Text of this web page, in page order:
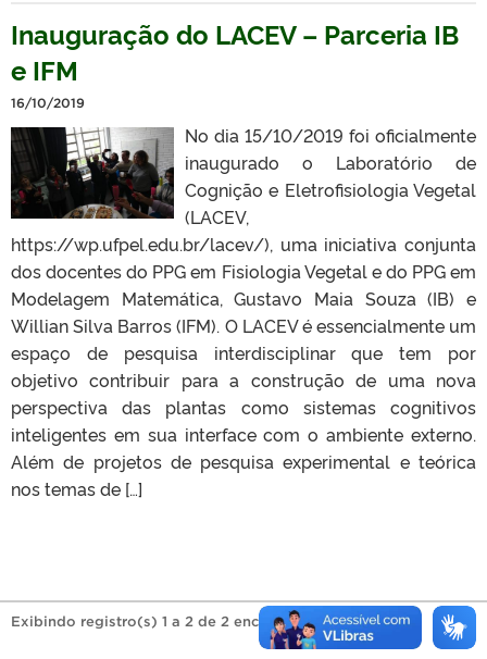
Inauguração do LACEV – Parceria IB
e IFM
16/10/2019
No dia 15/10/2019 foi oficialmente
inaugurado o Laboratório de
Cognição e Eletrofisiologia Vegetal
(LACEV,
https://wp.ufpel.edu.br/lacev/), uma iniciativa conjunta
dos docentes do PPG em Fisiologia Vegetal e do PPG em
Modelagem Matemática, Gustavo Maia Souza (IB) e
Willian Silva Barros (IFM). O LACEV é essencialmente um
espaço de pesquisa interdisciplinar que tem por
objetivo contribuir para a construção de uma nova
perspectiva das plantas como sistemas cognitivos
inteligentes em sua interface com o ambiente externo.
Além de projetos de pesquisa experimental e teórica
nos temas de […]
Exibindo registro(s) 1 a 2 de 2 encontrado(s).